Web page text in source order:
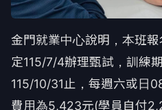
金門就業中心說明，本班
定115/7/4辦理甄試，訓練
115/10/31止，每週六或日
費用為5,423元(學員自付